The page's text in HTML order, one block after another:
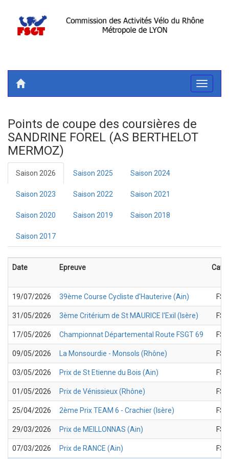
Toggle
Points de coupe des coursières de
SANDRINE FOREL (AS BERTHELOT
MERMOZ)
Saison 2026 Saison 2025 Saison 2024
Saison 2023 Saison 2022 Saison 2021
Saison 2020 Saison 2019 Saison 2018
Saison 2017
Date Epreuve
19/07/2026 39ème Course Cycliste d'Hauterive (Ain)
31/05/2026 3ème Critérium de St MAURICE l'Exil (Isère)
17/05/2026 Championnat Départemental Route FSGT 69
09/05/2026 La Monsourdie - Monsols (Rhône)
03/05/2026 Prix de St Etienne du Bois (Ain)
01/05/2026 Prix de Vénissieux (Rhône)
25/04/2026 2ème Prix TEAM 6 - Crachier (Isère)
29/03/2026 Prix de MEILLONNAS (Ain)
07/03/2026 Prix de RANCE (Ain)